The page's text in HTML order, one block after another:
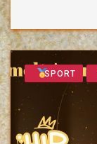
SPORT